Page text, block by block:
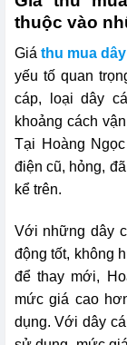
thuộc vào
Giáthu mua
yếu tố quan
cáp, loại dây
khoảng cách
Tại Hoàng
điện cũ, hỏng,
kể trên.
Với những dây
động tốt, không
để thay mới,
mức giá cao
dụng. Với dây